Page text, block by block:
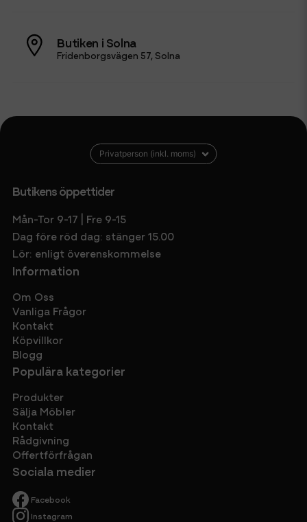
Butiken i Solna
Fridenborgsvägen 57, Solna
Butikens öppettider
Mån-Tor 9-17 | Fre 9-15
Dag före röd dag: stänger 15.00
Lör: enligt överenskommelse
Information
Om Oss
Vanliga Frågor
Kontakt
Köpvillkor
Blogg
Populära kategorier
Produkter
Sälja Möbler
Kontakt
Rådgivning
Offertförfrågan
Sociala medier
Facebook
Instagram